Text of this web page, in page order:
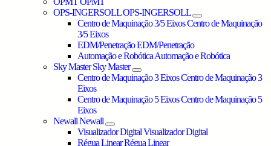
OPS-INGERSOLL OPS-INGERSOLL
Centro de Maquinação 3/5 EixosCentro de Maquinação
3/5 Eixos
EDM/PenetraçãoEDM/Penetração
Automação e RobóticaAutomação e Robótica
Sky Master Sky Master
Centro de Maquinação 3 EixosCentro de Maquinação 3
Eixos
Centro de Maquinação 5 EixosCentro de Maquinação 5
Eixos
NewallNewall
Visualizador DigitalVisualizador Digital
Régua LinearRégua Linear